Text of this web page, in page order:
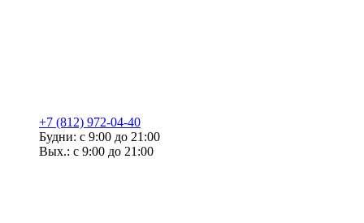
+7 (812) 972-04-40
Будни: с 9:00 до 21:00
Вых.: с 9:00 до 21:00